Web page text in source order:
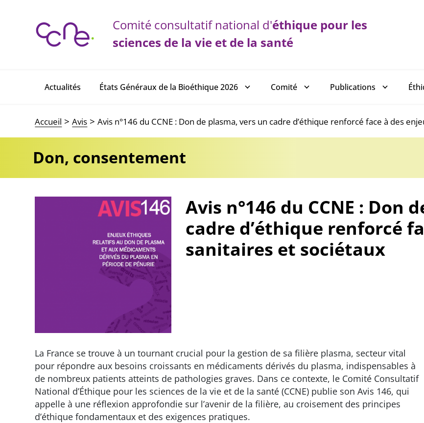
Comité consultatif national d'éthique pour les
sciences de la vie et de la santé
Main navigation
Actualités États Généraux de la Bioéthique 2026 Comité Publications
Accueil Avis Avis n°146 du CCNE : Don de plasma, vers un cadre d’éthique renforcé face à des
Don, consentement
Avis n°146 du CCNE : Don
cadre d’éthique renforcé
sanitaires et sociétaux
La France se trouve à un tournant crucial pour la gestion de sa filière plasma, secteur vital
pour répondre aux besoins croissants en médicaments dérivés du plasma, indispensables à
de nombreux patients atteints de pathologies graves. Dans ce contexte, le Comité Consultatif
National d’Éthique pour les sciences de la vie et de la santé (CCNE) publie son Avis 146, qui
appelle à une réflexion approfondie sur l’avenir de la filière, au croisement des principes
d’éthique fondamentaux et des exigences pratiques.